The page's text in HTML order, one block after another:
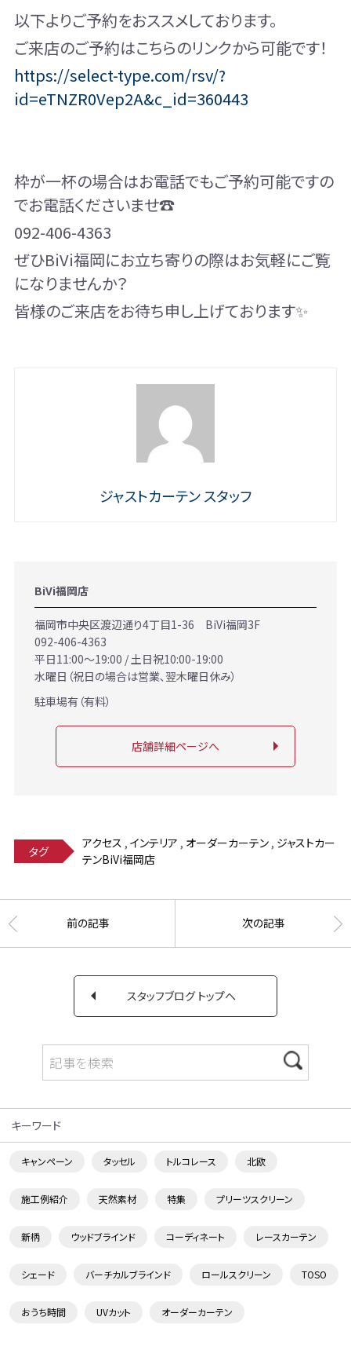
以下よりご予約をおススメしております。
ご来店のご予約はこちらのリンクから可能です！
https://select-type.com/rsv/?
id=eTNZR0Vep2A&c_id=360443
枠が一杯の場合はお電話でもご予約可能ですの
でお電話くださいませ☎
092-406-4363
ぜひBiVi福岡にお立ち寄りの際はお気軽にご覧
になりませんか？
皆様のご来店をお待ち申し上げております✨
ジャストカーテン スタッフ
BiVi福岡店
福岡市中央区渡辺通り4丁目1-36 BiVi福岡3F
092-406-4363
平日11:00～19:00 / 土日祝10:00-19:00
水曜日（祝日の場合は営業､翌木曜日休み）
駐車場有（有料）
店舗詳細ページへ
タグ
アクセス ,インテリア , オーダーカーテン , ジャストカー
テンBiVi福岡店
前の記事 次の記事
スタッフブログ トップへ
キーワード
キャンペーン タッセル トルコレース 北欧
施工例紹介 天然素材 特集 プリーツスクリーン
新柄 ウッドブラインド コーディネート レースカーテン
シェード バーチカルブラインド ロールスクリーン TOSO
おうち時間 UVカット オーダーカーテン